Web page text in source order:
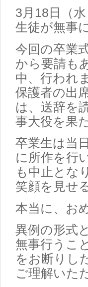
3月18日（
生徒が無事
今回の卒業
から要請も
中、行われ
保護者の出
は、送辞を
事大役を果
卒業生は当
に所作を行
も中止とな
笑顔を見せ
本当に、お
異例の形式
無事行うこ
をお断りし
ご理解いた